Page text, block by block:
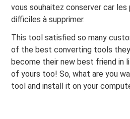
vous souhaitez conserver car
difficiles à supprimer.
This tool satisfied so many
of the best converting tools they
become their new best friend in
of yours too! So, what are you
tool and install it on your